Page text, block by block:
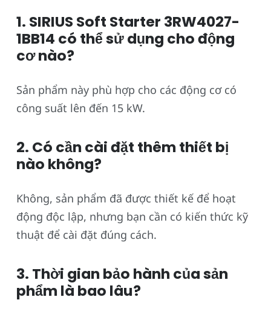
1. SIRIUS Soft Starter 3RW4027-
1BB14 có thể sử dụng cho động
cơ nào?
Sản phẩm này phù hợp cho các động cơ có
công suất lên đến 15 kW.
2. Có cần cài đặt thêm thiết bị
nào không?
Không, sản phẩm đã được thiết kế để hoạt
động độc lập, nhưng bạn cần có kiến thức kỹ
thuật để cài đặt đúng cách.
3. Thời gian bảo hành của sản
phẩm là bao lâu?